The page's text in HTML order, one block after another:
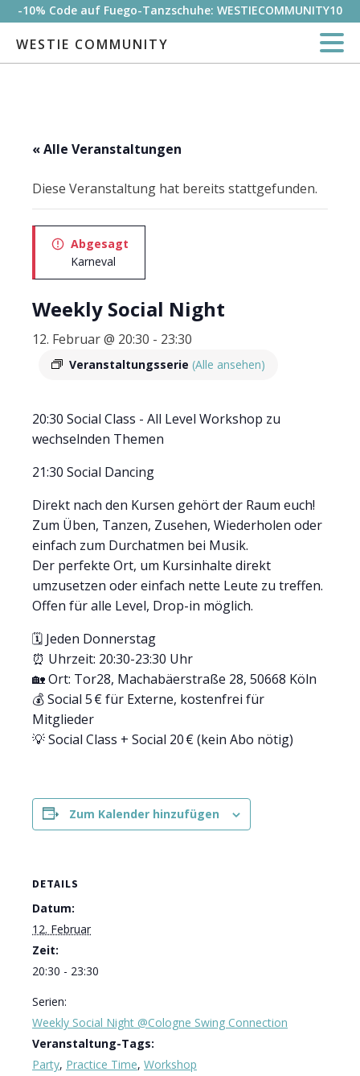
-10% Code auf Fuego-Tanzschuhe: WESTIECOMMUNITY10
WESTIE COMMUNITY
« Alle Veranstaltungen
Diese Veranstaltung hat bereits stattgefunden.
Abgesagt
Karneval
Weekly Social Night
12. Februar @ 20:30 - 23:30
Veranstaltungsserie (Alle ansehen)
20:30 Social Class - All Level Workshop zu
wechselnden Themen
21:30 Social Dancing
Direkt nach den Kursen gehört der Raum euch!
Zum Üben, Tanzen, Zusehen, Wiederholen oder
einfach zum Durchatmen bei Musik.
Der perfekte Ort, um Kursinhalte direkt
umzusetzen oder einfach nette Leute zu treffen.
Offen für alle Level, Drop-in möglich.
🗓 Jeden Donnerstag
⏰ Uhrzeit: 20:30-23:30 Uhr
🏡 Ort: Tor28, Machabäerstraße 28, 50668 Köln
💰 Social 5 € für Externe, kostenfrei für
Mitglieder
💡 Social Class + Social 20 € (kein Abo nötig)
Zum Kalender hinzufügen
DETAILS
Datum:
12. Februar
Zeit:
20:30 - 23:30
Serien:
Weekly Social Night @Cologne Swing Connection
Veranstaltung-Tags:
Party, Practice Time, Workshop